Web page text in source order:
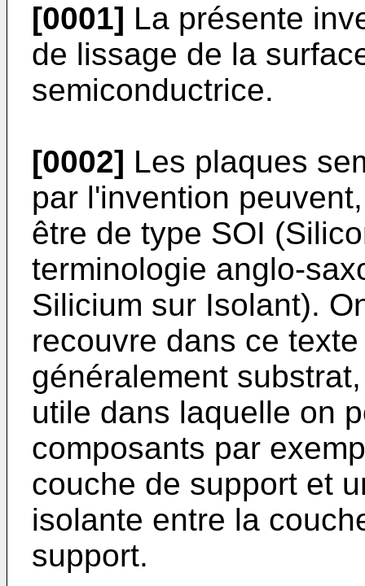
[0001] La présente
de lissage de la
semiconductrice.
[0002] Les plaques
par l'invention
être de type SOI
terminologie anglo-
Silicium sur Isolant).
recouvre dans ce
généralement
utile dans laquelle on
composants par
couche de support et
isolante entre la
support.